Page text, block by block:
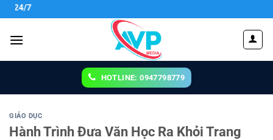
Chuyển
đến
nội
HOTLINE: 0947798779
GIÁO DỤC
Hành Trình Đưa Văn Học Ra Khỏi Trang